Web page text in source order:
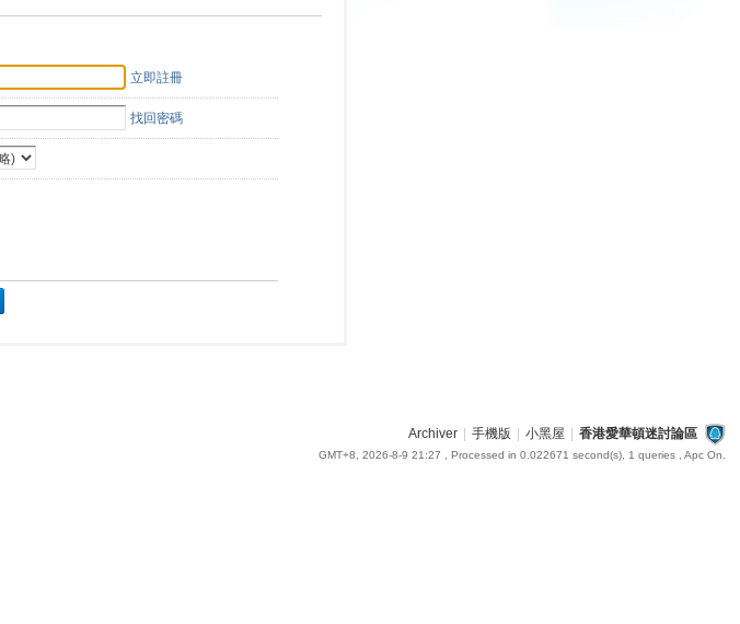
立即註冊
找回密碼
Archiver 手機版 小黑屋 香港愛華頓迷討論區
GMT+8, 2026-8-9 21:27 , Processed in 0.022671 second(s), 1 queries , Apc On.